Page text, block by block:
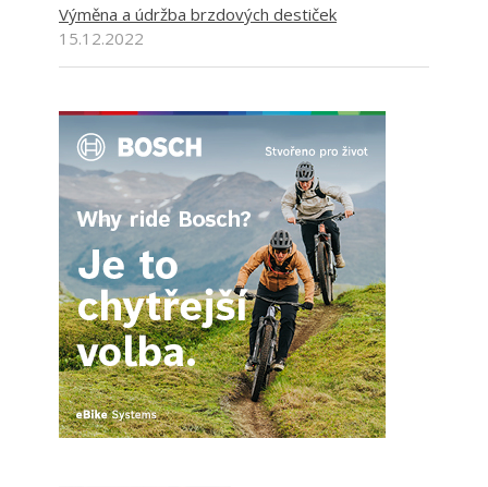
Výměna a údržba brzdových destiček
15.12.2022